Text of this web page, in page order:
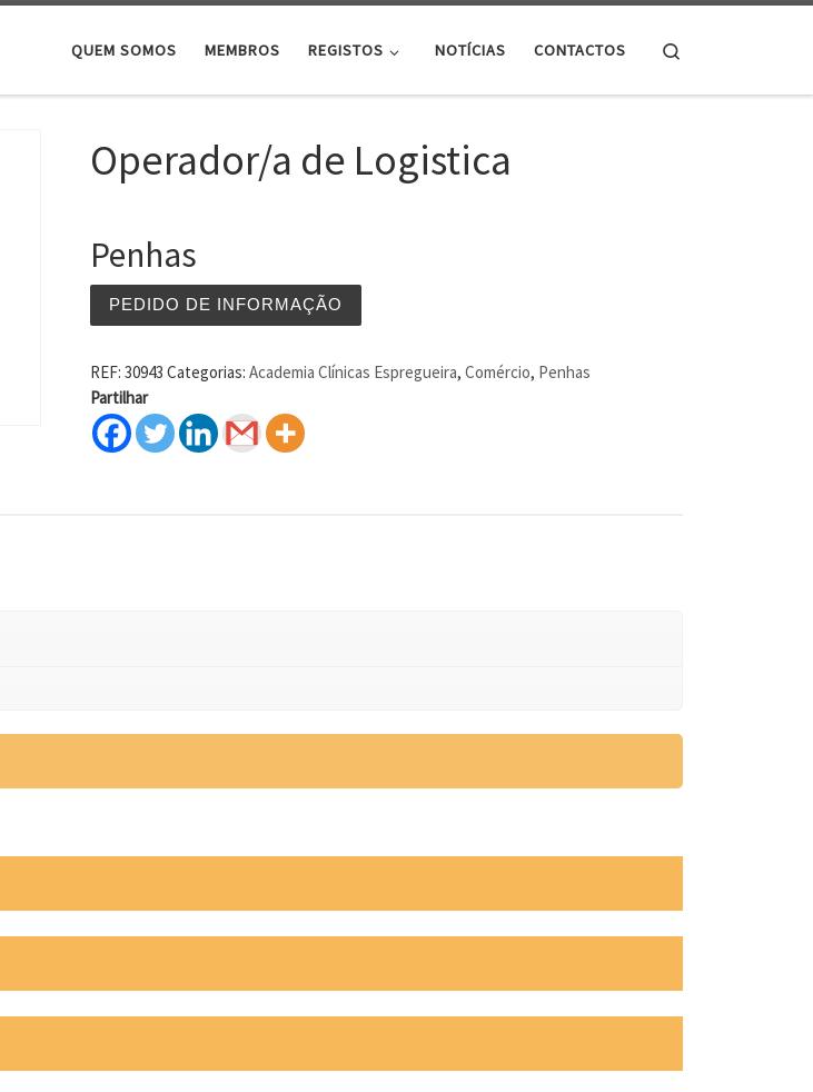
QUEM SOMOS MEMBROS REGISTOS NOTÍCIAS CONTACTOS
Operador/a de Logistica
Penhas
PEDIDO DE INFORMAÇÃO
REF:30943 Categorias:Academia Clínicas Espregueira,Comércio, Penhas
Partilhar